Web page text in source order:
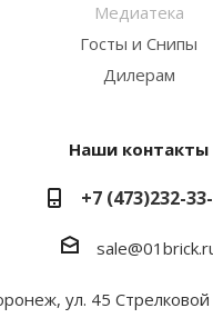
Медиатека
Госты и Снипы
Дилерам
Наши контакты
+7 (473)232-
ул. 45